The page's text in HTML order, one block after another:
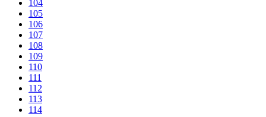
104
105
106
107
108
109
110
111
112
113
114